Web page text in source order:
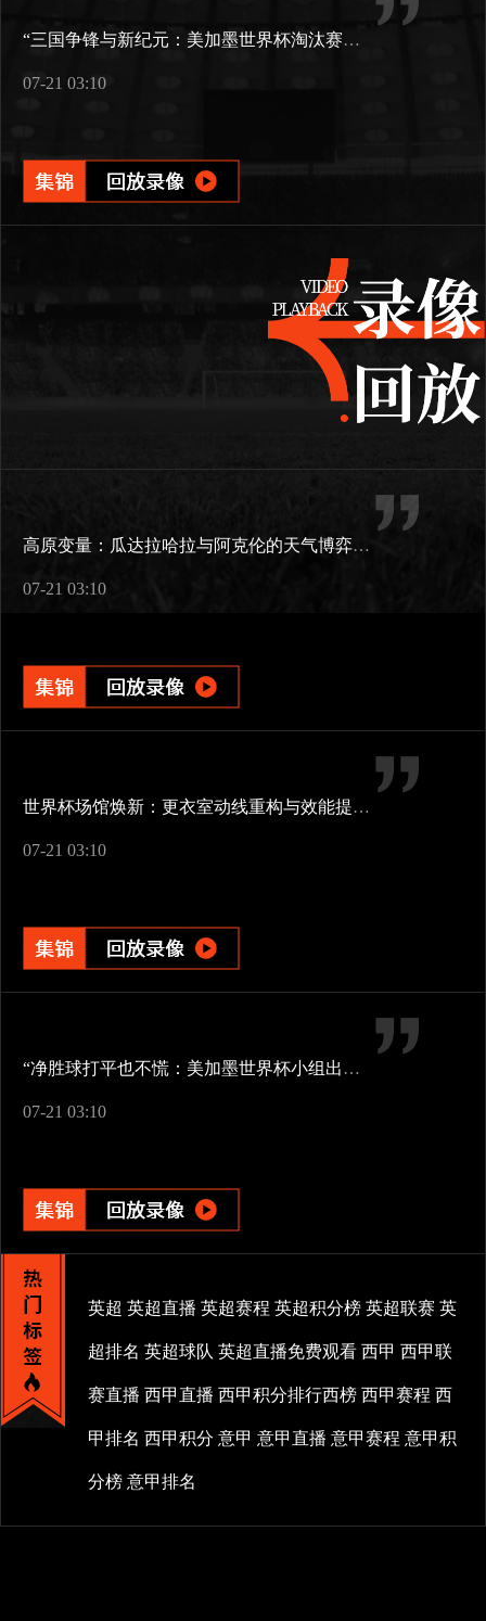
“三国争锋与新纪元：美加墨世界杯淘汰赛版图重构”
07-21 03:10
高原变量：瓜达拉哈拉与阿克伦的天气博弈如何重塑2026世界杯战术逻辑
07-21 03:10
世界杯场馆焕新：更衣室动线重构与效能提升方案
07-21 03:10
“净胜球打平也不慌：美加墨世界杯小组出线新规一图看懂”
07-21 03:10
英超 英超直播 英超赛程 英超积分榜 英超联赛 英
超排名 英超球队 英超直播免费观看 西甲 西甲联
赛直播 西甲直播 西甲积分排行西榜 西甲赛程 西
甲排名 西甲积分 意甲 意甲直播 意甲赛程 意甲积
分榜 意甲排名